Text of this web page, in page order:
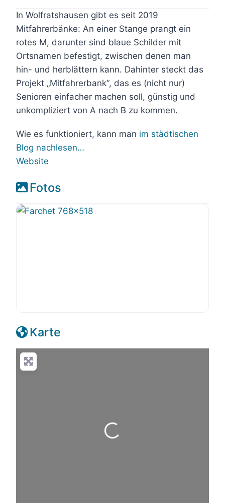
In Wolfratshausen gibt es seit 2019
Mitfahrerbänke: An einer Stange prangt ein
rotes M, darunter sind blaue Schilder mit
Ortsnamen befestigt, zwischen denen man
hin- und herblättern kann. Dahinter steckt das
Projekt „Mitfahrerbank“, das es (nicht nur)
Senioren einfacher machen soll, günstig und
unkompliziert von A nach B zu kommen.
Wie es funktioniert, kann man im städtischen
Blog nachlesen…
Website
Fotos
Karte
Wird geladen …